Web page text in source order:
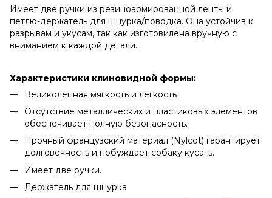
Имеет две ручки из резиноармированной ленты и
петлю-держатель для шнурка/поводка. Она устойчив к
разрывам и укусам, так как изготовилена вручную с
вниманием к каждой детали.
Характеристики клиновидной формы:
Великолепная мягкость и легкость
Отсутствие металлических и пластиковых элементов
обеспечивает полную безопасность.
Прочный французский материал (Nylcot) гарантирует
долговечность и побуждает собаку кусать.
Имеет две ручки.
Держатель для шнурка